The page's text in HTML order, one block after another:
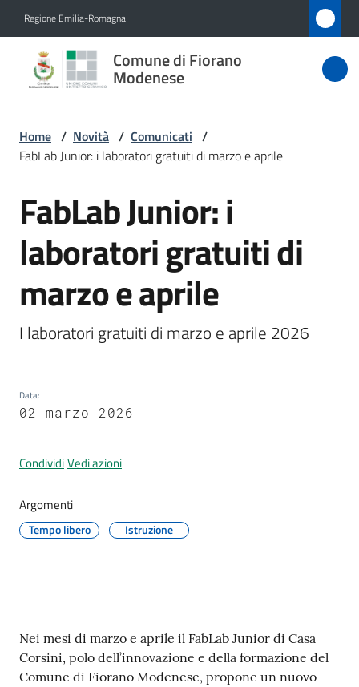
Regione Emilia-Romagna
Comune di Fiorano
Modenese
Comune
di Fiorano
Novità
Servizi
Vivere
Fiorano
Modenese
l
e
r
t
e
o
Home / Novità / Comunicati /
FabLab Junior: i laboratori gratuiti di marzo e aprile
Salta al contenuto
FabLab Junior: i
laboratori gratuiti di
marzo e aprile
I laboratori gratuiti di marzo e aprile 2026
Data:
02 marzo 2026
CondividiVedi azioni
Argomenti
Tempo libero Istruzione
Contenuto
Nei mesi di marzo e aprile il FabLab Junior di Casa
Corsini, polo dell’innovazione e della formazione del
Comune di Fiorano Modenese, propone un nuovo